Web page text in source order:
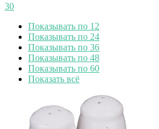
30
Показывать по 12
Показывать по 24
Показывать по 36
Показывать по 48
Показывать по 60
Показать всё